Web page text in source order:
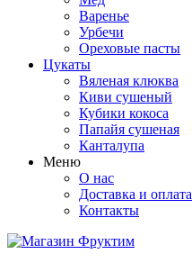
Варенье
Урбечи
Ореховые пасты
Цукаты
Вяленая клюква
Киви сушеный
Кубики кокоса
Папайя сушеная
Канталупа
Меню
О нас
Доставка и оплата
Контакты